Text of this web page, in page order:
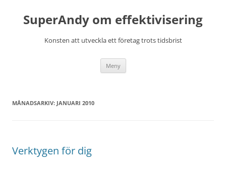
innehåll
SuperAndy om effektivisering
Konsten att utveckla ett företag trots tidsbrist
Meny
MÅNADSARKIV: JANUARI 2010
Verktygen för dig